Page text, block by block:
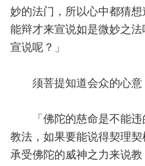
妙的法门，所以心中都猜
能辩才来宣说如是微妙之
宣说呢？」
须菩提知道会众的心意
「佛陀的慈命是不能违
教法，如果要能说得契理契
承受佛陀的威神之力来说